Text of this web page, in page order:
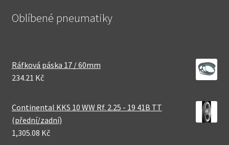
Oblíbené pneumatiky
Ráfková páska 17 / 60mm
234.21 Kč
Continental KKS 10 WW Rf. 2.25 - 19 41B TT
(přední/zadní)
1,305.08 Kč